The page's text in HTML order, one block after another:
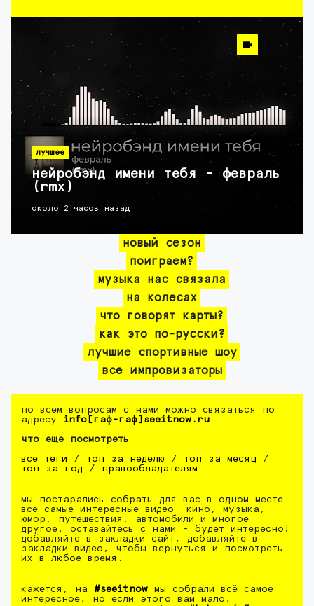
лучшее
нейробэнд имени тебя - февраль
(rmx)
около 2 часов назад
новый сезон
поиграем?
музыка нас связала
на колесах
что говорят карты?
как это по-русски?
лучшие спортивные шоу
все импровизаторы
по всем вопросам с нами можно связаться по
адресу info[гаф-гаф]seeitnow.ru
что еще посмотреть
все теги / топ за неделю / топ за месяц /
топ за год / правообладателям
мы постарались собрать для вас в одном месте
все самые интересные видео. кино, музыка,
юмор, путешествия, автомобили и многое
другое. оставайтесь с нами - будет интересно!
добавляйте в закладки сайт, добавляйте в
закладки видео, чтобы вернуться и посмотреть
их в любое время.
кажется, на #seeitnow мы собрали всё самое
интересное, но если этого вам мало,